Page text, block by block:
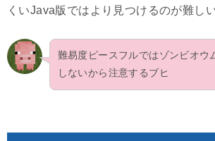
くいJava版ではより見つけるのが難しい
難易度ピースフルではゾンビオウ
しないから注意するブヒ